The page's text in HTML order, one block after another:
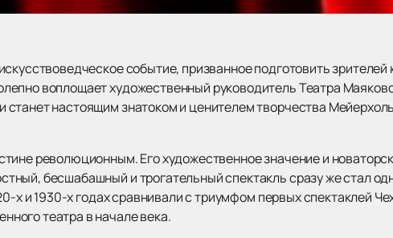
событие, призванное подготовить
воплощает художественный руководитель Театра
станет настоящим знатоком и ценителем творчества
революционным. Его художественное значение и
бесшабашный и трогательный спектакль сразу же стал
х и 1930-х годах сравнивали с триумфом первых спектаклей
театра в начале века.